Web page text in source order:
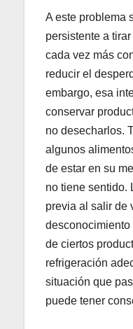
A este problema
persistente a
cada vez más
reducir el
embargo, esa
conservar
no desecharlos.
algunos
de estar en su
no tiene sentido.
previa al salir de
de ciertos
refrigeración
situación que
puede tener